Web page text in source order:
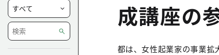
成講座の
都は、女性起業家の事業